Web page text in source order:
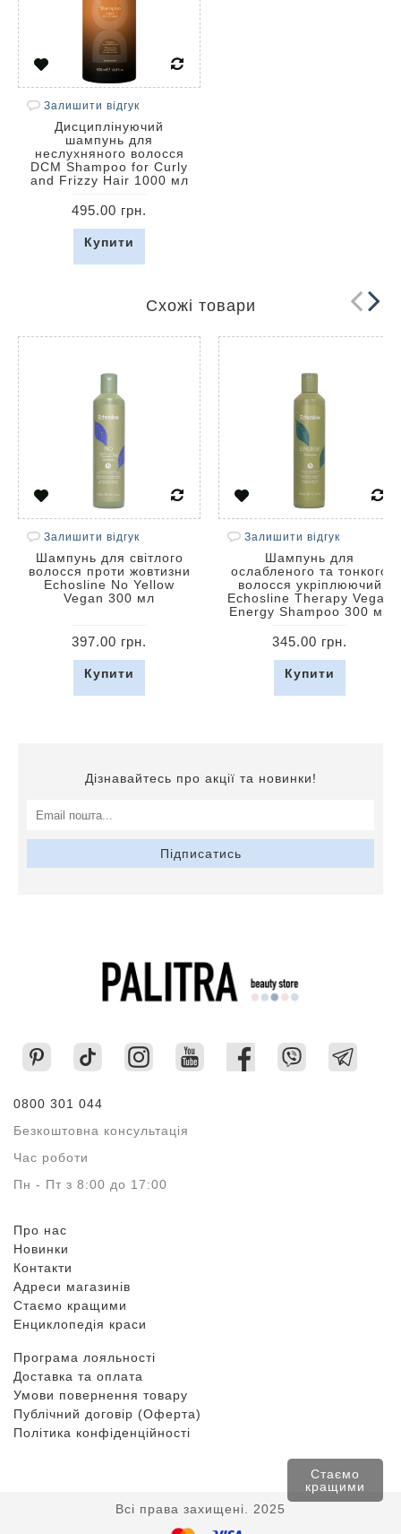
Залишити відгук
Дисциплінуючий
шампунь для
неслухняного волосся
DCM Shampoo for Curly
and Frizzy Hair 1000 мл
495.00 грн.
Купити
Схожі товари
Залишити відгук
Шампунь для світлого
волосся проти жовтизни
Echosline No Yellow
Vegan 300 мл
397.00 грн.
Купити
Залишити відгук
Шампунь для
ослабленого та тонкого
волосся укріплюючий
Echosline Therapy Vegan
Energy Shampoo 300 мл
345.00 грн.
Купити
Дізнавайтесь про акції та новинки!
Підписатись
Стаємо
кращими
0800 301 044
Безкоштовна консультація
Час роботи
Пн - Пт з 8:00 до 17:00
Про нас
Новинки
Контакти
Адреси магазинів
Стаємо кращими
Енциклопедія краси
Програма лояльності
Доставка та оплата
Умови повернення товару
Публічний договір (Оферта)
Політика конфіденційності
Всі права захищені. 2025